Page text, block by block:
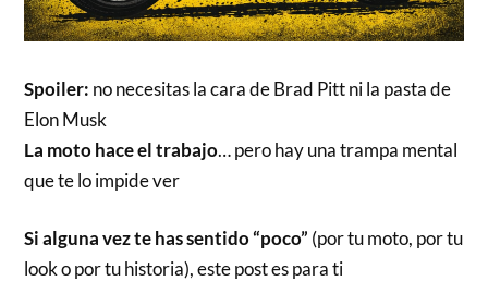
Spoiler: no necesitas la cara de Brad Pitt ni la pasta de
Elon Musk
La moto hace el trabajo… pero hay una trampa mental
que te lo impide ver
Si alguna vez te has sentido “poco” (por tu moto, por tu
look o por tu historia), este post es para ti